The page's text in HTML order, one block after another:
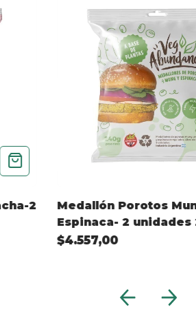
2
Medallón Porotos
Espinaca- 2 unidades
gramos
$4.557,00